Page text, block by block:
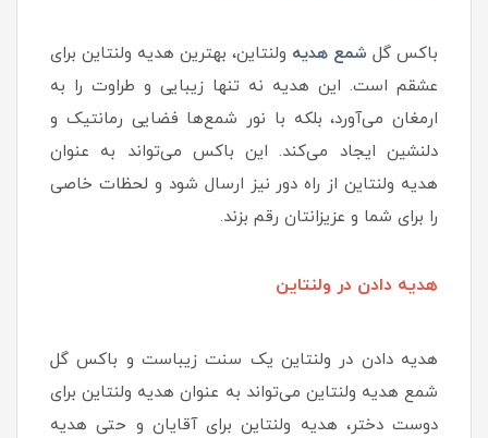
باکس گل شمع هدیه ولنتاین، بهترین هدیه ولنتاین برای
عشقم است. این هدیه نه تنها زیبایی و طراوت را به
ارمغان می‌آورد، بلکه با نور شمع‌ها فضایی رمانتیک و
دلنشین ایجاد می‌کند. این باکس می‌تواند به عنوان
هدیه ولنتاین از راه دور نیز ارسال شود و لحظات خاصی
را برای شما و عزیزانتان رقم بزند.
هدیه دادن در ولنتاین
هدیه دادن در ولنتاین یک سنت زیباست و باکس گل
شمع هدیه ولنتاین می‌تواند به عنوان هدیه ولنتاین برای
دوست دختر، هدیه ولنتاین برای آقایان و حتی هدیه